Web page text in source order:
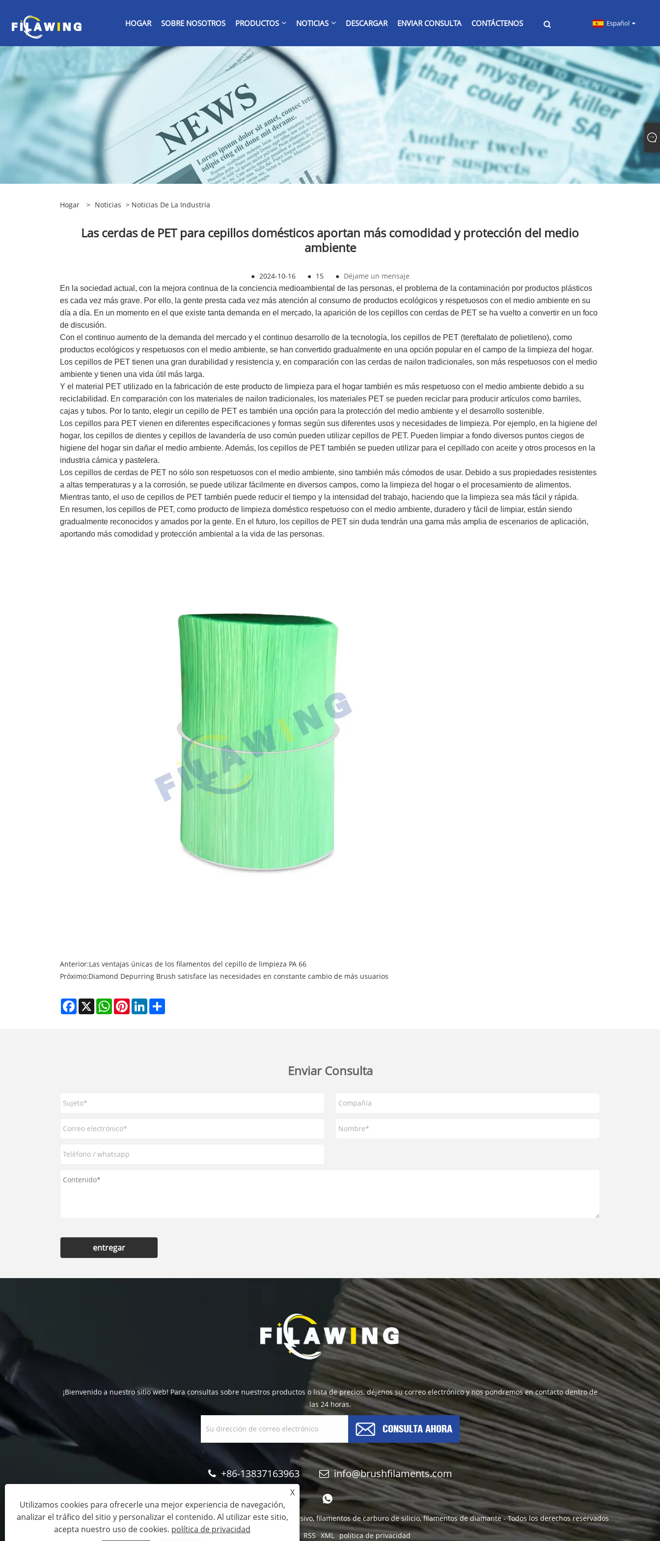
HOGAR SOBRE NOSOTROS PRODUCTOS NOTICIAS DESCARGAR ENVIAR CONSULTA CONTÁCTENOS Español
Hogar > Noticias > Noticias De La Industria
Las cerdas de PET para cepillos domésticos aportan más comodidad y protección del medio
ambiente
● 2024-10-16 ● 15 ● Déjame un mensaje
En la sociedad actual, con la mejora continua de la conciencia medioambiental de las personas, el problema de la contaminación por productos plásticos
es cada vez más grave. Por ello, la gente presta cada vez más atención al consumo de productos ecológicos y respetuosos con el medio ambiente en su
día a día. En un momento en el que existe tanta demanda en el mercado, la aparición de los cepillos con cerdas de PET se ha vuelto a convertir en un foco
de discusión.
Con el continuo aumento de la demanda del mercado y el continuo desarrollo de la tecnología, los cepillos de PET (tereftalato de polietileno), como
productos ecológicos y respetuosos con el medio ambiente, se han convertido gradualmente en una opción popular en el campo de la limpieza del hogar.
Los cepillos de PET tienen una gran durabilidad y resistencia y, en comparación con las cerdas de nailon tradicionales, son más respetuosos con el medio
ambiente y tienen una vida útil más larga.
Y el material PET utilizado en la fabricación de este producto de limpieza para el hogar también es más respetuoso con el medio ambiente debido a su
reciclabilidad. En comparación con los materiales de nailon tradicionales, los materiales PET se pueden reciclar para producir artículos como barriles,
cajas y tubos. Por lo tanto, elegir un cepillo de PET es también una opción para la protección del medio ambiente y el desarrollo sostenible.
Los cepillos para PET vienen en diferentes especificaciones y formas según sus diferentes usos y necesidades de limpieza. Por ejemplo, en la higiene del
hogar, los cepillos de dientes y cepillos de lavandería de uso común pueden utilizar cepillos de PET. Pueden limpiar a fondo diversos puntos ciegos de
higiene del hogar sin dañar el medio ambiente. Además, los cepillos de PET también se pueden utilizar para el cepillado con aceite y otros procesos en la
industria cárnica y pastelera.
Los cepillos de cerdas de PET no sólo son respetuosos con el medio ambiente, sino también más cómodos de usar. Debido a sus propiedades resistentes
a altas temperaturas y a la corrosión, se puede utilizar fácilmente en diversos campos, como la limpieza del hogar o el procesamiento de alimentos.
Mientras tanto, el uso de cepillos de PET también puede reducir el tiempo y la intensidad del trabajo, haciendo que la limpieza sea más fácil y rápida.
En resumen, los cepillos de PET, como producto de limpieza doméstico respetuoso con el medio ambiente, duradero y fácil de limpiar, están siendo
gradualmente reconocidos y amados por la gente. En el futuro, los cepillos de PET sin duda tendrán una gama más amplia de escenarios de aplicación,
aportando más comodidad y protección ambiental a la vida de las personas.
Anterior:Las ventajas únicas de los filamentos del cepillo de limpieza PA 66
Próximo:Diamond Depurring Brush satisface las necesidades en constante cambio de más usuarios
Facebook
X WhatsAppPinterestLinkedIn
Enviar Consulta
entregar
¡Bienvenido a nuestro sitio web! Para consultas sobre nuestros productos o lista de precios, déjenos su correo electrónico y nos pondremos en contacto dentro de
las 24 horas.
CONSULTA AHORA
+86-13837163963 info@brushfilaments.com
Copyright © 2023 Filawing Industry Co., Limited - Filamentos de nailon abrasivo, filamentos de carburo de silicio, filamentos de diamante - Todos los derechos reservados
Links
RSS XML política de privacidad
X
Utilizamos cookies para ofrecerle una mejor experiencia de navegación,
analizar el tráfico del sitio y personalizar el contenido. Al utilizar este sitio,
acepta nuestro uso de cookies. política de privacidad